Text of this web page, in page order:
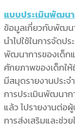
แบบประเมินพัฒน
ข้อมูลเกี่ยวกับพัฒน
นำไปใช้ในการจัดป
พัฒนาการของเด็ก
ศักยภาพของเด็กใ
มีสมุดรายงานประ
การประเมินพัฒนาก
แล้ว ไปรายงานต่อ
การส่งเสริมและช่